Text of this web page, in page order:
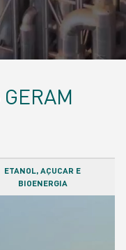
GERAM
ETANOL, AÇUCAR E
BIOENERGIA